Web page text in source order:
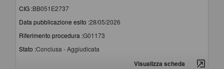
CIG :BB051E2737
Data pubblicazione esito :28/05/2026
Riferimento procedura :G01173
Stato :Conclusa - Aggiudicata
Visualizza scheda